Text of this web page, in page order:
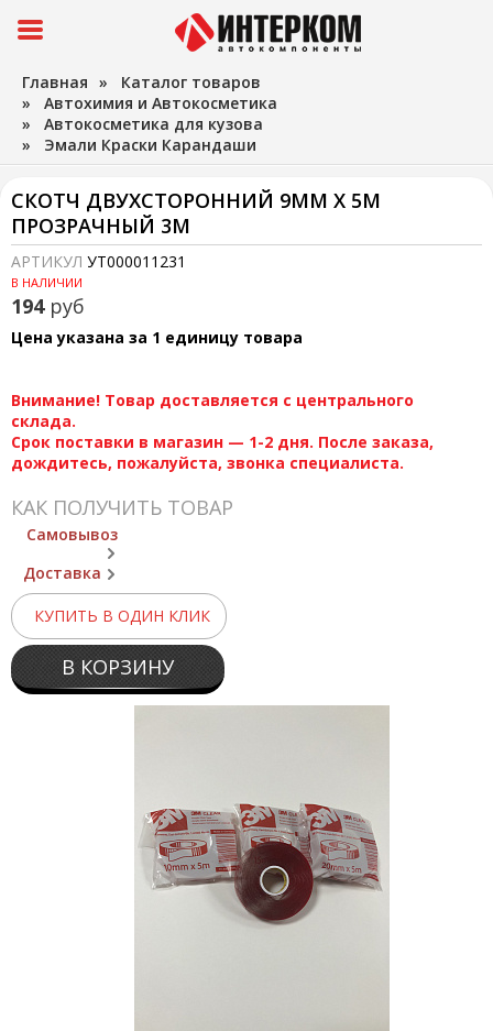
Главная » Каталог товаров
» Автохимия и Автокосметика
» Автокосметика для кузова
» Эмали Краски Карандаши
СКОТЧ ДВУХСТОРОННИЙ 9ММ Х 5М
ПРОЗРАЧНЫЙ 3М
АРТИКУЛ УТ000011231
В НАЛИЧИИ
194 руб
Цена указана за 1 единицу товара
Внимание! Товар доставляется с центрального
склада.
Срок поставки в магазин — 1-2 дня. После заказа,
дождитесь, пожалуйста, звонка специалиста.
КАК ПОЛУЧИТЬ ТОВАР
Самовывоз
Доставка
КУПИТЬ В ОДИН КЛИК
В КОРЗИНУ